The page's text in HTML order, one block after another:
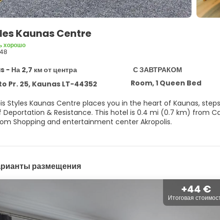
Kaunas Centre
хорошо
- На 2,7 км от центра
С ЗАВТРАКОМ
Pr. 25, Kaunas LT-44352
Room, 1 Queen Bed
Styles Kaunas Centre places you in the heart of Kaunas,
hotel is 0.4 mi (0.7 km) from Carmelitian - Holy Cross Catholic Church in Kaunas and 0.5 mi
Shopping and entertainment center Akropolis.
at home in one of the 82 air-conditioned rooms featuring
you connected, and cable programming is available for
toiletries and hair dryers. Conveniences include
at the restaurant or snacks in the coffee shop/cafe. The
drink at one of the 2 bars/lounges. Buffet breakfasts are
размещения
+44 €
Итоговая